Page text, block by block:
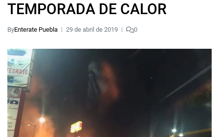
TEMPORADA DE CALOR
ByEnterate Puebla 29 de abril de 2019 0